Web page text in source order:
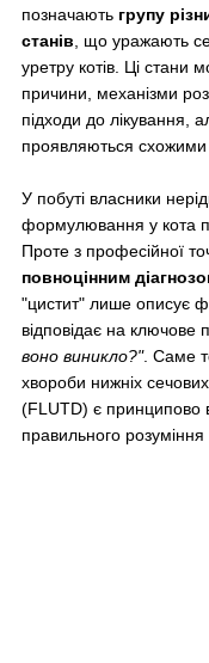
позначають групу
станів , що уражають
уретру котів. Ці стани
причини, механізми
підходи до лікування,
проявляються
У побуті власники
формулювання у кота
Проте з професійної
повноцінним
"цистит" лише описує
відповідає на ключове
воно виникло?". Саме
хвороби нижніх сечових
(FLUTD) є принципово
правильного